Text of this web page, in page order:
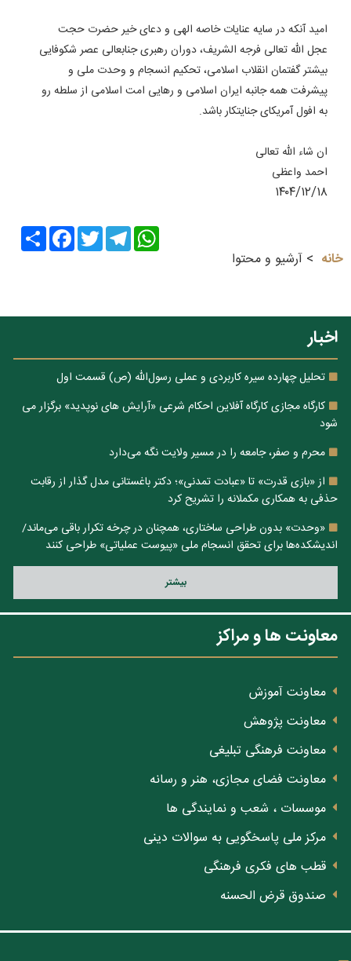
امید آنکه در سایه عنایات خاصه الهی و دعای خیر حضرت حجت
عجل الله تعالی فرجه الشریف، دوران رهبری جنابعالی عصر شکوفایی
بیشتر گفتمان انقلاب اسلامی، تحکیم انسجام و وحدت ملی و
پیشرفت همه جانبه ایران اسلامی و رهایی امت اسلامی از سلطه رو
به افول آمریکای جنایتکار باشد.
ان شاء الله تعالی
احمد واعظی
۱۴۰۴/۱۲/۱۸
Share
FacebookTwitter
Telegram
WhatsApp
خانه
آرشیو و محتوا
اخبار
تحلیل چهارده سیره کاربردی و عملی رسول‌الله (ص) قسمت اول
کارگاه مجازی کارگاه آفلاین احکام شرعی «آرایش های نوپدید» برگزار می
شود
محرم و صفر، جامعه را در مسیر ولایت نگه می‌دارد
از «بازی قدرت» تا «عبادت تمدنی»؛ دکتر باغستانی مدل گذار از رقابت
حذفی به همکاری مکملانه را تشریح کرد
«وحدت» بدون طراحی ساختاری، همچنان در چرخه تکرار باقی می‌ماند/
اندیشکده‌ها برای تحقق انسجام ملی «پیوست عملیاتی» طراحی کنند
بيشتر
معاونت ها و مراکز
معاونت آموزش
معاونت پژوهش
معاونت فرهنگی تبلیغی
معاونت فضای مجازی، هنر و رسانه
موسسات ، شعب و نمایندگی ها
مرکز ملی پاسخگویی به سوالات دینی
قطب های فکری فرهنگی
صندوق قرض الحسنه